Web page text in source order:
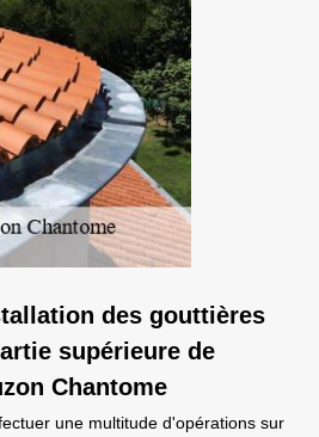
des gouttières
supérieure de
Chantome
une multitude d'opérations sur